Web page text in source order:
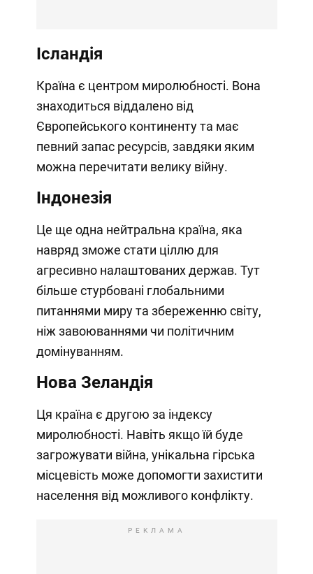
Ісландія
Країна є центром миролюбності. Вона
знаходиться віддалено від
Європейського континенту та має
певний запас ресурсів, завдяки яким
можна перечитати велику війну.
Індонезія
Це ще одна нейтральна країна, яка
навряд зможе стати ціллю для
агресивно налаштованих держав. Тут
більше стурбовані глобальними
питаннями миру та збереженню світу,
ніж завоюваннями чи політичним
домінуванням.
Нова Зеландія
Ця країна є другою за індексу
миролюбності. Навіть якщо їй буде
загрожувати війна, унікальна гірська
місцевість може допомогти захистити
населення від можливого конфлікту.
РЕКЛАМА